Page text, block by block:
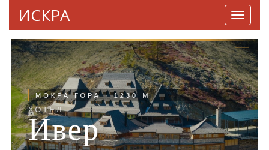
ИСКРА